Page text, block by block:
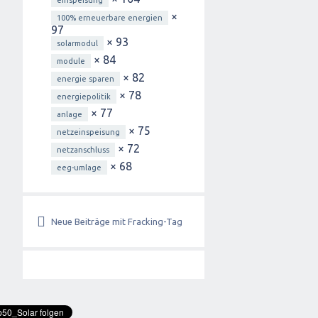
100% erneuerbare energien
×
97
solarmodul × 93
module × 84
energie sparen × 82
energiepolitik × 78
anlage × 77
netzeinspeisung × 75
netzanschluss × 72
eeg-umlage × 68
Neue Beiträge mit Fracking-Tag